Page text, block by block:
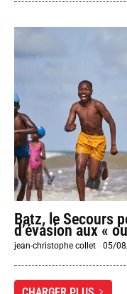
Batz, le Secours
d’évasion aux «
jean-christophe collet -05/